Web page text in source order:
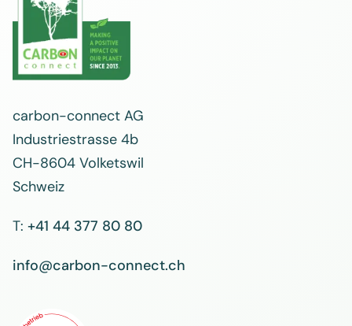
carbon-connect AG
Industriestrasse 4b
CH-8604 Volketswil
Schweiz
T: +41 44 377 80 80
info@carbon-connect.ch